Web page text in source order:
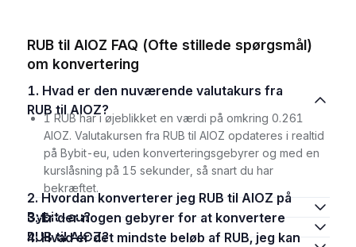
RUB til AIOZ FAQ (Ofte stillede spørgsmål)
om konvertering
1. Hvad er den nuværende valutakurs fra
RUB til AIOZ?
1 RUB har i øjeblikket en værdi på omkring 0.261
AIOZ. Valutakursen fra RUB til AIOZ opdateres i realtid
på Bybit-eu, uden konverteringsgebyrer og med en
kurslåsning på 15 sekunder, så snart du har
bekræftet.
2. Hvordan konverterer jeg RUB til AIOZ på
Bybit-eu?
3. Er der nogen gebyrer for at konvertere
RUB til AIOZ?
4. Hvad er det mindste beløb af RUB, jeg kan